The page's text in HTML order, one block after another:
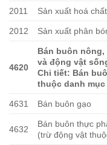
2011 Sản xuất hoá
2012 Sản xuất phân
4620
Bán buôn
và động vật
Chi tiết: Bán
thuộc danh mục
4631 Bán buôn gạo
4632
Bán buôn thực
(trừ động vật